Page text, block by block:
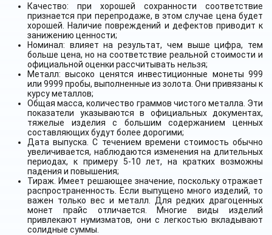
Качество: при хорошей сохранности соответствие
признается при перепродаже, в этом случае цена будет
хорошей. Наличие повреждений и дефектов приводит к
занижению ценности;
Номинал: влияет на результат, чем выше цифра, тем
больше цена, но на соответствие реальной стоимости и
официальной оценки рассчитывать нельзя;
Металл: высоко ценятся инвестиционные монеты 999
или 9999 пробы, выполненные из золота. Они привязаны к
курсу металлов;
Общая масса, количество граммов чистого металла. Эти
показатели указываются в официальных документах,
тяжелые изделия с большим содержанием ценных
составляющих будут более дорогими;
Дата выпуска. С течением времени стоимость обычно
увеличивается, наблюдаются изменения на длительных
периодах, к примеру 5-10 лет, на кратких возможны
падения и повышения;
Тираж. Имеет решающее значение, поскольку отражает
распространенность. Если выпущено много изделий, то
важен только вес и металл. Для редких драгоценных
монет прайс отличается. Многие виды изделий
привлекают нумизматов, они с легкостью вкладывают
солидные суммы.